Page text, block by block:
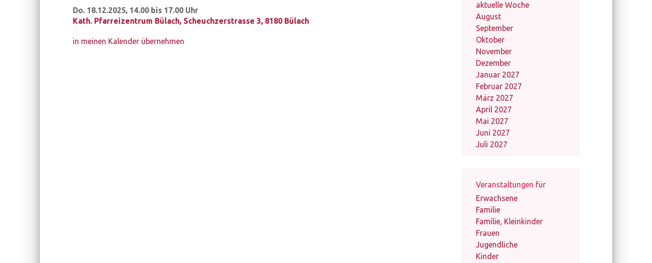
aktuelle Woche
August
September
Oktober
November
Dezember
Januar 2027
Februar 2027
März 2027
April 2027
Mai 2027
Juni 2027
Juli 2027
Veranstaltungen für
Erwachsene
Familie
Familie, Kleinkinder
Frauen
Jugendliche
Kinder
Do. 18.12.2025, 14.00 bis 17.00 Uhr
Kath. Pfarreizentrum Bülach, Scheuchzerstrasse 3, 8180 Bülach
in meinen Kalender übernehmen